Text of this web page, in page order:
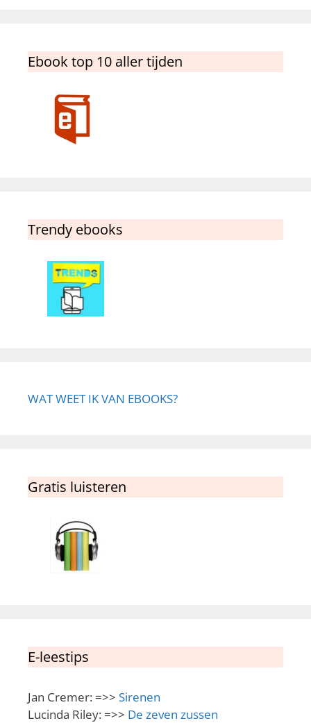
Ebook top 10 aller tijden
Trendy ebooks
WAT WEET IK VAN EBOOKS?
Gratis luisteren
E-leestips
Jan Cremer: =>> Sirenen
Lucinda Riley: =>> De zeven zussen